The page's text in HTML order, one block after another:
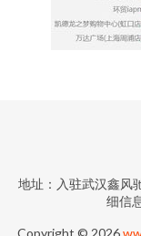
地址：入驻武汉鑫风
细信
Copyright © 2026